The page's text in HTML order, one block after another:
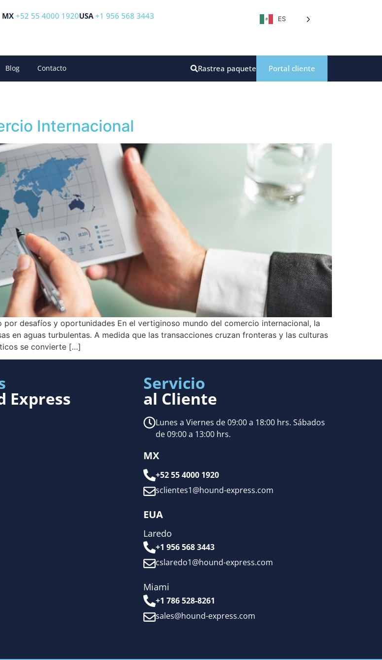
MX +52 55 4000 1920USA +1 956 568 3443 ES
Blog Contacto Portal cliente
Rastrea paquete
Internacional
desafíos y oportunidades En el vertiginoso mundo del comercio internacional, la
en aguas turbulentas. A medida que las transacciones cruzan fronteras y las culturas
se convierte […]
Express
Servicio
al Cliente
Lunes a Viernes de 09:00 a 18:00 hrs. Sábados
de 09:00 a 13:00 hrs.
MX
+52 55 4000 1920
sclientes1@hound-express.com
EUA
Laredo
+1 956 568 3443
cslaredo1@hound-express.com
Miami
+1 786 528-8261
sales@hound-express.com